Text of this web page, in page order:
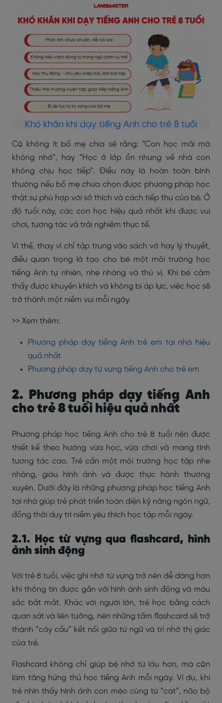
Khó khăn khi dạy tiếng Anh cho trẻ 8 tuổi
Có không ít bố mẹ chia sẻ rằng: “Con học mãi mà
không nhớ”, hay “Học ở lớp ổn nhưng về nhà con
không chịu học tiếp”. Điều này là hoàn toàn bình
thường nếu bố mẹ chưa chọn được phương pháp học
thật sự phù hợp với sở thích và cách tiếp thu của bé. Ở
độ tuổi này, các con học hiệu quả nhất khi được vui
chơi, tương tác và trải nghiệm thực tế.
Vì thế, thay vì chỉ tập trung vào sách vở hay lý thuyết,
điều quan trọng là tạo cho bé một môi trường học
tiếng Anh tự nhiên, nhẹ nhàng và thú vị. Khi bé cảm
thấy được khuyến khích và không bị áp lực, việc học sẽ
trở thành một niềm vui mỗi ngày.
>> Xem thêm:
Phương pháp dạy tiếng Anh trẻ em tại nhà hiệu
quả nhất
Phương pháp dạy từ vựng tiếng Anh cho trẻ em
2. Phương pháp dạy tiếng Anh
cho trẻ 8 tuổi hiệu quả nhất
Phương pháp học tiếng Anh cho trẻ 8 tuổi nên được
thiết kế theo hướng vừa học, vừa chơi và mang tính
tương tác cao. Trẻ cần một môi trường học tập nhẹ
nhàng, giàu hình ảnh và được thực hành thường
xuyên. Dưới đây là những phương pháp học tiếng Anh
tại nhà giúp trẻ phát triển toàn diện kỹ năng ngôn ngữ,
đồng thời duy trì niềm yêu thích học tập mỗi ngày.
2.1. Học từ vựng qua flashcard, hình
ảnh sinh động
Với trẻ 8 tuổi, việc ghi nhớ từ vựng trở nên dễ dàng hơn
khi thông tin được gắn với hình ảnh sinh động và màu
sắc bắt mắt. Khác với người lớn, trẻ học bằng cách
quan sát và liên tưởng, nên những tấm flashcard sẽ trở
thành “cây cầu” kết nối giữa từ ngữ và trí nhớ thị giác
của trẻ.
Flashcard không chỉ giúp bé nhớ từ lâu hơn, mà còn
làm tăng hứng thú học tiếng Anh mỗi ngày. Ví dụ, khi
trẻ nhìn thấy hình ảnh con mèo cùng từ “cat”, não bộ